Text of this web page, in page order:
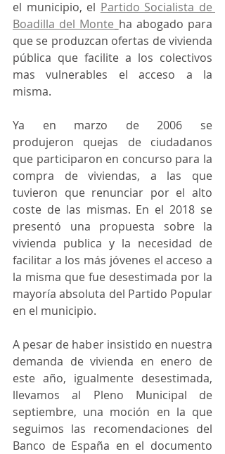
el municipio, el Partido Socialista de
Boadilla del Monte ha abogado para
que se produzcan ofertas de vivienda
pública que facilite a los colectivos
mas vulnerables el acceso a la
misma.
Ya en marzo de 2006 se
produjeron quejas de ciudadanos
que participaron en concurso para la
compra de viviendas, a las que
tuvieron que renunciar por el alto
coste de las mismas. En el 2018 se
presentó una propuesta sobre la
vivienda publica y la necesidad de
facilitar a los más jóvenes el acceso a
la misma que fue desestimada por la
mayoría absoluta del Partido Popular
en el municipio.
A pesar de haber insistido en nuestra
demanda de vivienda en enero de
este año, igualmente desestimada,
llevamos al Pleno Municipal de
septiembre, una moción en la que
seguimos las recomendaciones del
Banco de España en el documento